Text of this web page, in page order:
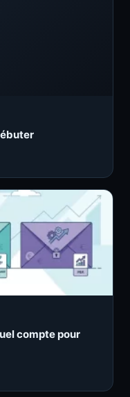
compte pour